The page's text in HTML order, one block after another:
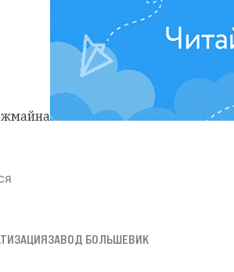
ЗАВОД БОЛЬШЕВИК